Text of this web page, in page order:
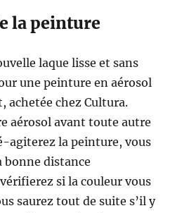
la peinture
laque lisse et sans
une peinture en aérosol
achetée chez Cultura.
aérosol avant toute autre
agiterez la peinture, vous
distance
si la couleur vous
saurez tout de suite s’il y